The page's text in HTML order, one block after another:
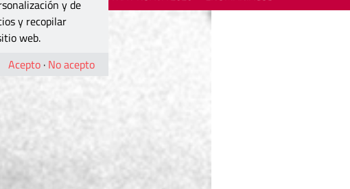
y de
y recopilar
web.
Acepto · No acepto